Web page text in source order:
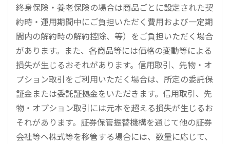
終身保険・養老保険の場合は商品ごとに設定された契
約時・運用期間中にご負担いただく費用および一定期
間内の解約時の解約控除、等）をご負担いただく場合
があります。また、各商品等には価格の変動等による
損失が生じるおそれがあります。信用取引、先物・オ
プション取引をご利用いただく場合は、所定の委託保
証金または委託証拠金をいただきます。信用取引、先
物・オプション取引には元本を超える損失が生じるお
それがあります。証券保管振替機構を通じて他の証券
会社等へ株式等を移管する場合には、数量に応じて、